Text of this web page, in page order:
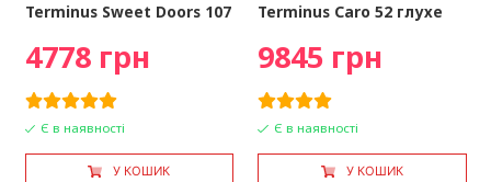
Terminus Sweet Doors 107
4778 грн
Є в наявності
У КОШИК
Terminus Caro 52 глухе
9845 грн
Є в наявності
У КОШИК